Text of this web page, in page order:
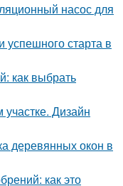
насос для
старта в
как выбрать
Дизайн
деревянных окон в
как это